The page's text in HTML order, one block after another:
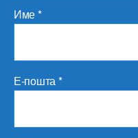
Име*
Е-пошта*